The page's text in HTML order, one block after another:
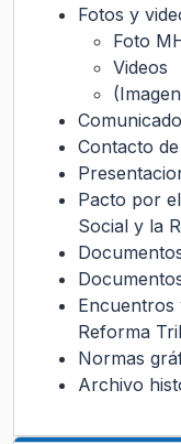
Fotos y
Foto
Videos
Contacto
Pacto por
Social y la
Encuentros
Reforma
Normas
Archivo